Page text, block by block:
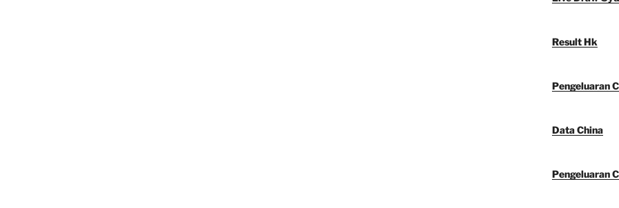
Result Hk
Pengeluaran
Data China
Pengeluaran